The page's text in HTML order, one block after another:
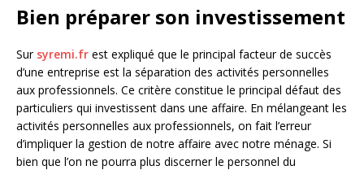
Bien préparer son investissement
Sur syremi.fr est expliqué que le principal facteur de succès
d’une entreprise est la séparation des activités personnelles
aux professionnels. Ce critère constitue le principal défaut des
particuliers qui investissent dans une affaire. En mélangeant les
activités personnelles aux professionnels, on fait l’erreur
d’impliquer la gestion de notre affaire avec notre ménage. Si
bien que l’on ne pourra plus discerner le personnel du